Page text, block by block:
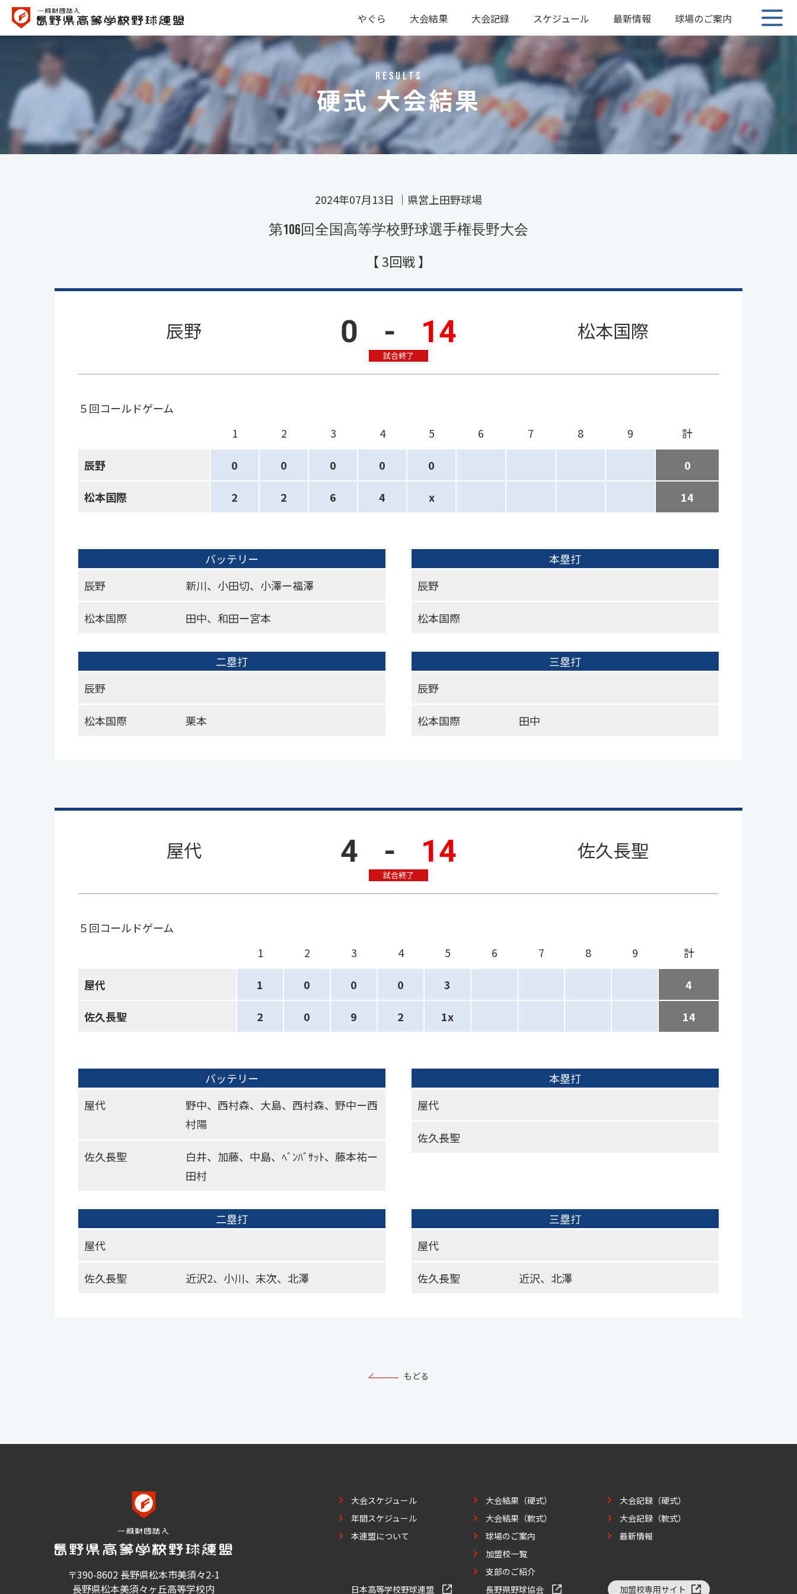
やぐら
大会結果
硬式
軟式
大会記録
硬式
軟式
スケジュール 最新情報 球場のご案内
RESULTS
硬式 大会結果
2024年07月13日 ｜ 県営上田野球場
第106回全国高等学校野球選手権長野大会
【 3回戦 】
辰野 0 - 14
試合終了
松本国際
５回コールドゲーム
1
2 3 4 5 6 7 8 9 計
辰野 0 0 0 0 0 0
松本国際 2 2 6 4 x 14
バッテリー
辰野
新川、小田切、小澤ー福澤
松本国際 田中、和田ー宮本
本塁打
辰野
松本国際
二塁打
辰野
松本国際 栗本
三塁打
辰野
松本国際 田中
屋代 4 - 14
試合終了
佐久長聖
５回コールドゲーム
1
2 3 4 5 6 7 8 9 計
屋代 1 0 0 0 3 4
佐久長聖 2 0 9 2 1x 14
バッテリー
屋代
野中、西村森、大島、西村森、野中ー西
村陽
佐久長聖
白井、加藤、中島、ﾍﾞﾝﾊﾞｻｯﾄ、藤本祐ー
田村
本塁打
屋代
佐久長聖
二塁打
屋代
佐久長聖 近沢2、小川、末次、北澤
三塁打
屋代
佐久長聖 近沢、北澤
もどる
〒390-8602 長野県松本市美須々2-1
長野県松本美須々ヶ丘高等学校内
大会スケジュール
年間スケジュール
本連盟について
大会結果（硬式）
大会結果（軟式）
球場のご案内
加盟校一覧
支部のご紹介
大会記録（硬式）
大会記録（軟式）
最新情報
日本高等学校野球連盟 長野県野球協会 加盟校専用サイト